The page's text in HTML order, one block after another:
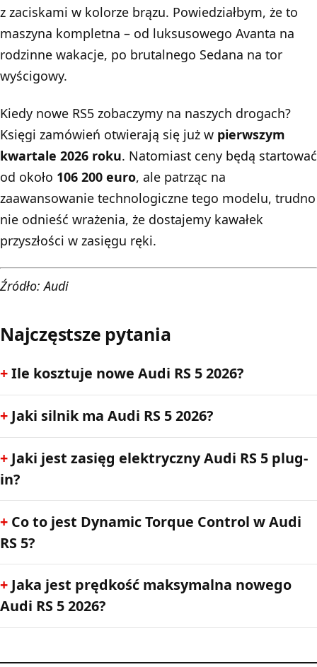
z zaciskami w kolorze brązu. Powiedziałbym, że to
maszyna kompletna – od luksusowego Avanta na
rodzinne wakacje, po brutalnego Sedana na tor
wyścigowy.
Kiedy nowe RS5 zobaczymy na naszych drogach?
Księgi zamówień otwierają się już w pierwszym
kwartale 2026 roku. Natomiast ceny będą startować
od około 106 200 euro, ale patrząc na
zaawansowanie technologiczne tego modelu, trudno
nie odnieść wrażenia, że dostajemy kawałek
przyszłości w zasięgu ręki.
Źródło: Audi
Najczęstsze pytania
Ile kosztuje nowe Audi RS 5 2026?
Jaki silnik ma Audi RS 5 2026?
Jaki jest zasięg elektryczny Audi RS 5 plug-
in?
Co to jest Dynamic Torque Control w Audi
RS 5?
Jaka jest prędkość maksymalna nowego
Audi RS 5 2026?